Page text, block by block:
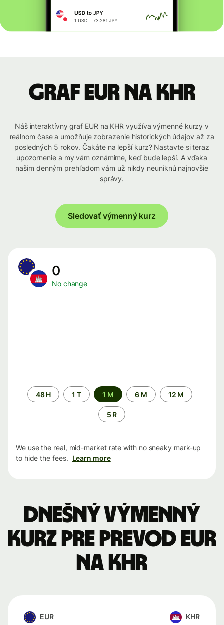
graf EUR na KHR
Náš interaktívny graf EUR na KHR využíva výmenné kurzy v
reálnom čase a umožňuje zobrazenie historických údajov až za
posledných 5 rokov. Čakáte na lepší kurz? Nastavte si teraz
upozornenie a my vám oznámime, keď bude lepší. A vďaka
našim denným prehľadom vám už nikdy neuniknú najnovšie
správy.
Sledovať výmenný kurz
0
No change
Time
period
48 H 1 T 1 M 6 M 12 M
5 R
We use the real, mid-market rate with no sneaky mark-up
to hide the fees. Learn more
Dnešný výmenný
kurz pre prevod EUR
na KHR
EUR KHR